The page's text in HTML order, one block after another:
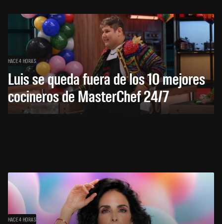
HACE 4 HORAS
Luis se queda fuera de los 10 mejores
cocineros de MasterChef 24/7
HACE 4 HORAS